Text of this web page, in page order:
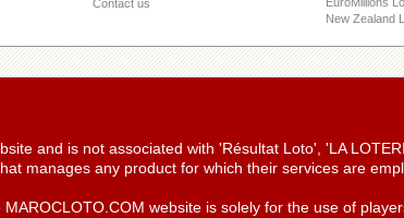
Contact us
New Zealand
and is not associated with 'Résultat Loto', 'LA
manages any product for which their services are
website is solely for the use of